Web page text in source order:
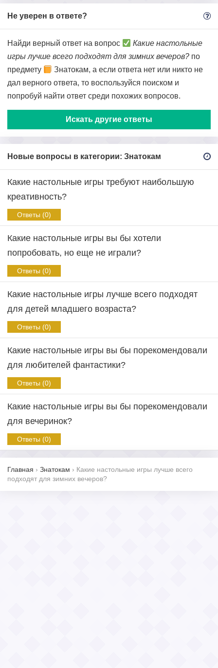
Не уверен в ответе?
Найди верный ответ на вопрос
Какие настольные
игры лучше всего подходят для зимних вечеров? по
предмету
Знатокам, а если ответа нет или никто не
дал верного ответа, то воспользуйся поиском и
попробуй найти ответ среди похожих вопросов.
Искать другие ответы
Новые вопросы в категории: Знатокам
Какие настольные игры требуют наибольшую
креативность?
Ответы (0)
Какие настольные игры вы бы хотели
попробовать, но еще не играли?
Ответы (0)
Какие настольные игры лучше всего подходят
для детей младшего возраста?
Ответы (0)
Какие настольные игры вы бы порекомендовали
для любителей фантастики?
Ответы (0)
Какие настольные игры вы бы порекомендовали
для вечеринок?
Ответы (0)
Главная › Знатокам › Какие настольные игры лучше всего
подходят для зимних вечеров?